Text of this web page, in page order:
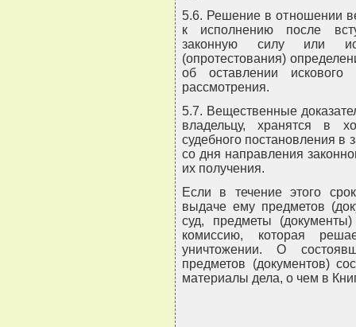
5.6. Решение в отношении
к исполнению после
законную силу или
(опротестования)
об оставлении
рассмотрения.
5.7. Вещественные
владельцу, хранятся в
судебного постановления в
со дня направления
их получения.
Если в течение этого
выдаче ему предметов
суд, предметы
комиссию, которая
уничтожении. О
предметов (документов)
материалы дела, о чем в